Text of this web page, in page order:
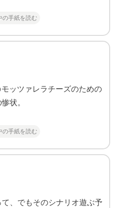
の手紙を読む
ッツァレラチーズのための
状。
の手紙を読む
、でもそのシナリオ遊ぶ予